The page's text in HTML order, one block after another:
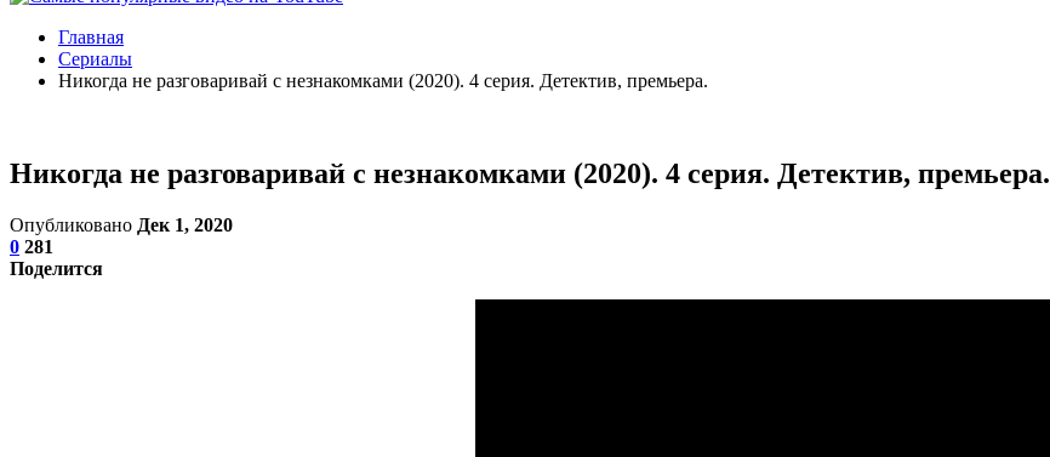
Главная
Сериалы
Никогда не разговаривай с незнакомками (2020). 4 серия. Детектив, премьера.
Никогда не разговаривай с незнакомками (2020). 4 серия. Детектив, премьера.
Опубликовано Дек 1, 2020
0 281
Поделится